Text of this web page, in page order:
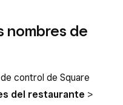
nombres de
control de Square
del restaurante >